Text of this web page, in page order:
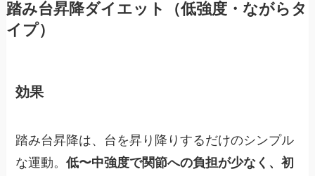
踏み台昇降ダイエット（低強度・ながらタ
イプ）
効果
踏み台昇降は、台を昇り降りするだけのシンプル
な運動。低〜中強度で関節への負担が少なく、初